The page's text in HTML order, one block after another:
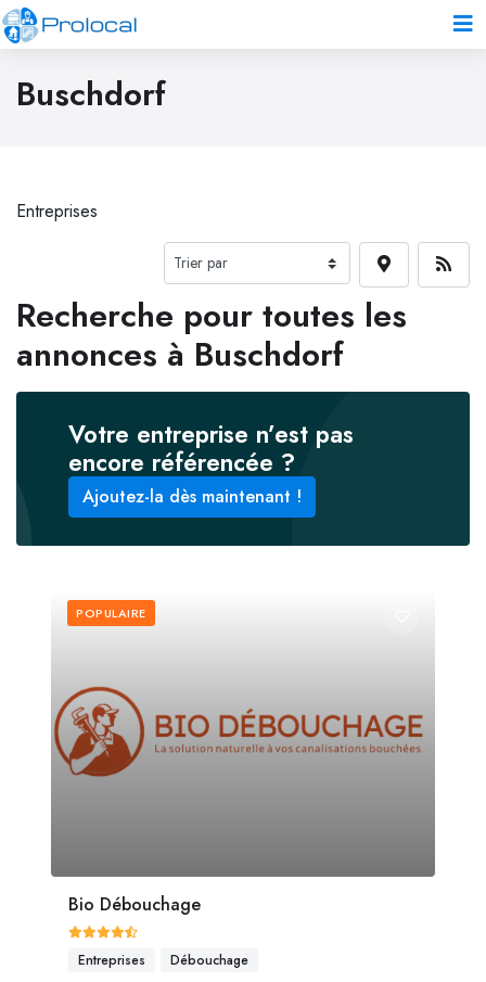
Buschdorf
Entreprises
Recherche pour toutes les
annonces à Buschdorf
Votre entreprise n’est pas
encore référencée ?
Ajoutez-la dès maintenant !
POPULAIRE
Bio Débouchage
Entreprises Débouchage